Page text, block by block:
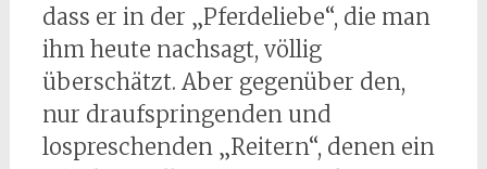
dass er in der „Pferdeliebe“, die man
ihm heute nachsagt, völlig
überschätzt. Aber gegenüber den,
nur draufspringenden und
lospreschenden „Reitern“, denen ein